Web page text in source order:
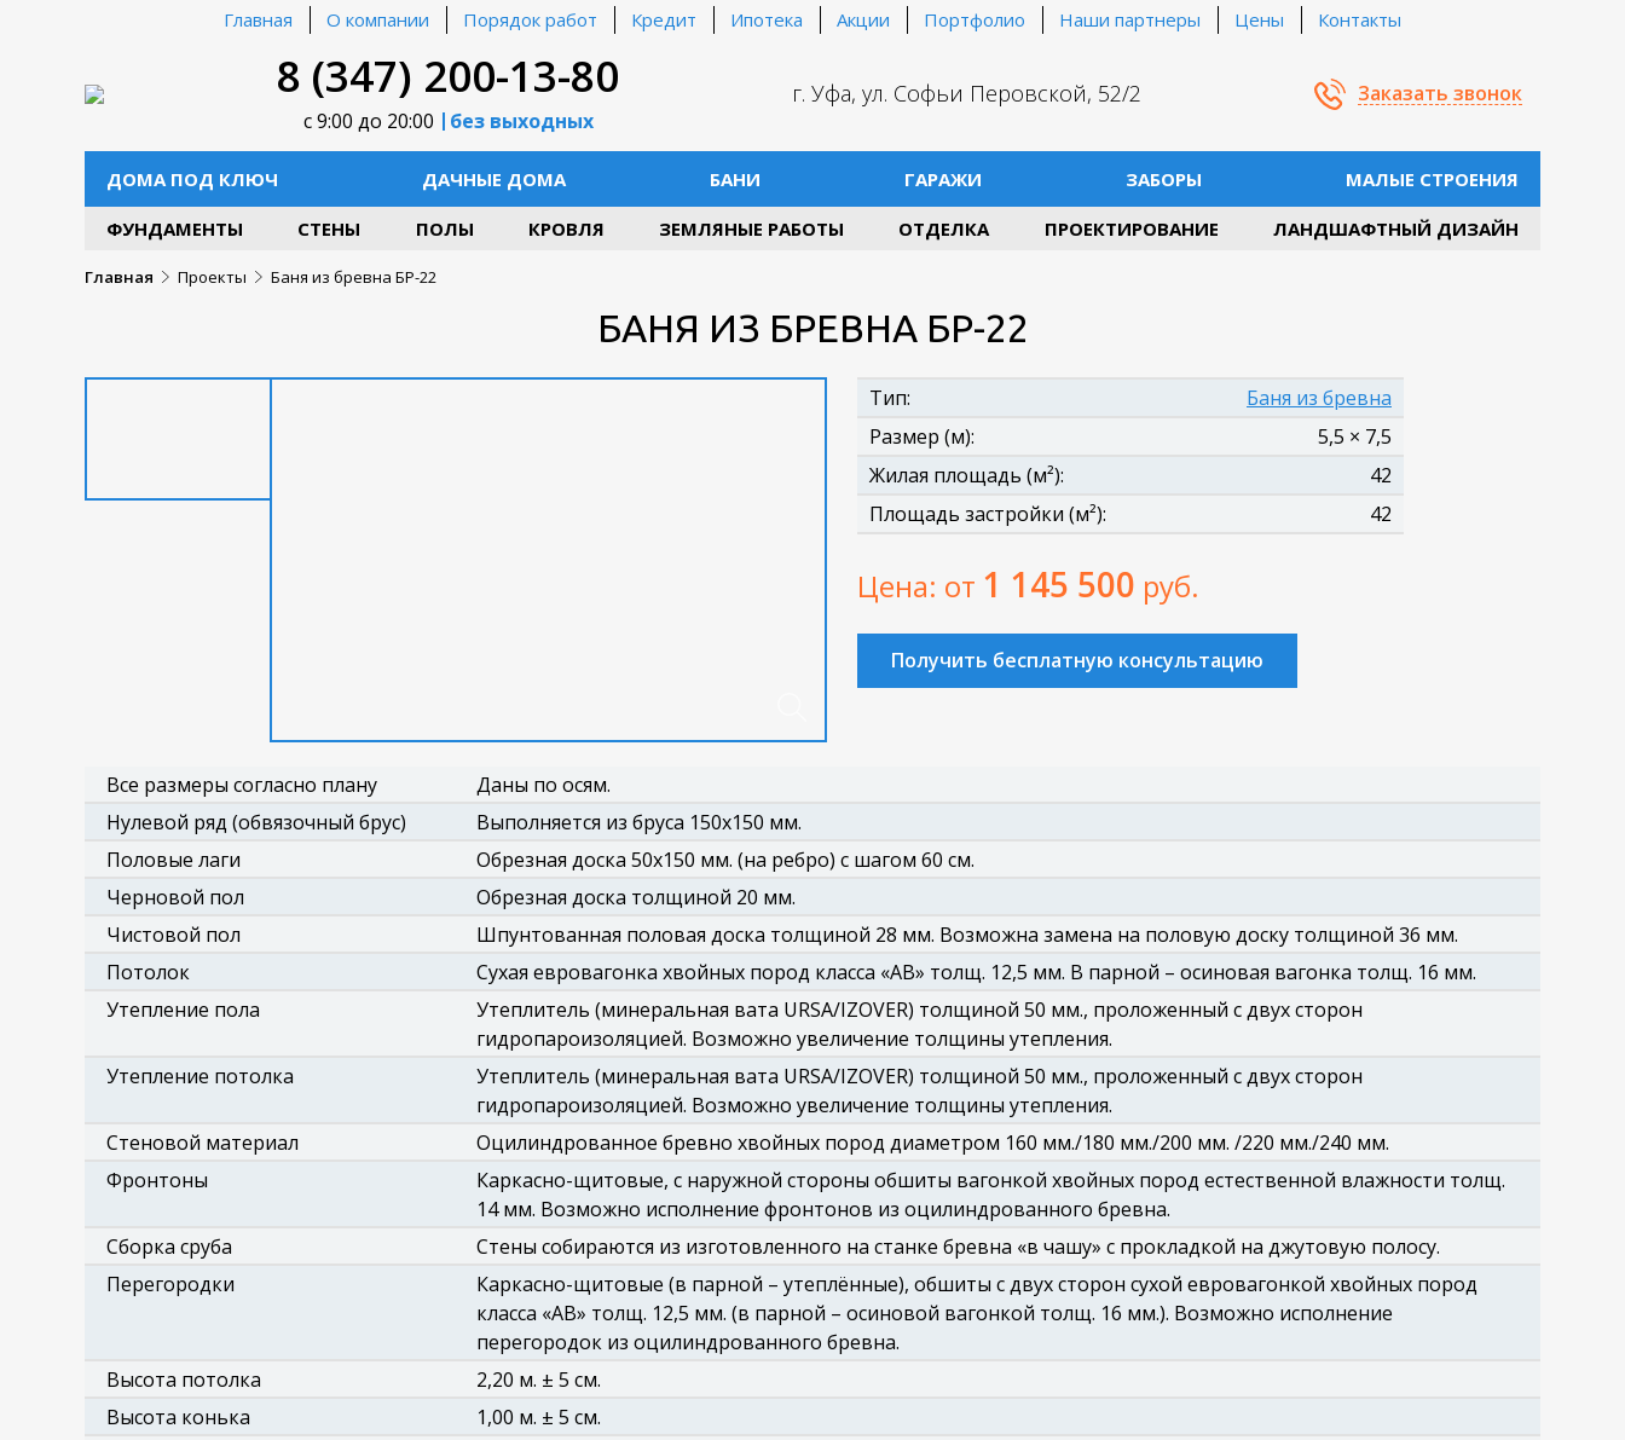
Главная О компании Порядок работ Кредит Ипотека Акции Портфолио Наши партнеры Цены Контакты
8 (347) 200-13-80
с 9:00 до 20:00 без выходных
г. Уфа, ул. Софьи Перовской, 52/2 Заказать звонок
ДОМА ПОД КЛЮЧ ДАЧНЫЕ ДОМА БАНИ ГАРАЖИ ЗАБОРЫ МАЛЫЕ СТРОЕНИЯ
ФУНДАМЕНТЫ СТЕНЫ ПОЛЫ КРОВЛЯ ЗЕМЛЯНЫЕ РАБОТЫ ОТДЕЛКА ПРОЕКТИРОВАНИЕ ЛАНДШАФТНЫЙ ДИЗАЙН
Главная Проекты Баня из бревна БР-22
БАНЯ ИЗ БРЕВНА БР-22
Тип:
Баня из бревна
Размер (м):
5,5 × 7,5
Жилая площадь (м²):
42
Площадь застройки (м²):
42
Цена: от 1 145 500 руб.
Получить бесплатную консультацию
Все размеры согласно плану
Даны по осям.
Нулевой ряд (обвязочный брус)
Выполняется из бруса 150х150 мм.
Половые лаги
Обрезная доска 50х150 мм. (на ребро) с шагом 60 см.
Черновой пол
Обрезная доска толщиной 20 мм.
Чистовой пол
Шпунтованная половая доска толщиной 28 мм. Возможна замена на половую доску толщиной 36 мм.
Потолок
Сухая евровагонка хвойных пород класса «АВ» толщ. 12,5 мм. В парной – осиновая вагонка толщ. 16 мм.
Утепление пола
Утеплитель (минеральная вата URSA/IZOVER) толщиной 50 мм., проложенный с двух сторон
гидропароизоляцией. Возможно увеличение толщины утепления.
Утепление потолка
Утеплитель (минеральная вата URSA/IZOVER) толщиной 50 мм., проложенный с двух сторон
гидропароизоляцией. Возможно увеличение толщины утепления.
Стеновой материал
Оцилиндрованное бревно хвойных пород диаметром 160 мм./180 мм./200 мм. /220 мм./240 мм.
Фронтоны
Каркасно-щитовые, с наружной стороны обшиты вагонкой хвойных пород естественной влажности толщ.
14 мм. Возможно исполнение фронтонов из оцилиндрованного бревна.
Сборка сруба
Стены собираются из изготовленного на станке бревна «в чашу» с прокладкой на джутовую полосу.
Перегородки
Каркасно-щитовые (в парной – утеплённые), обшиты с двух сторон сухой евровагонкой хвойных пород
класса «АВ» толщ. 12,5 мм. (в парной – осиновой вагонкой толщ. 16 мм.). Возможно исполнение
перегородок из оцилиндрованного бревна.
Высота потолка
2,20 м. ± 5 см.
Высота конька
1,00 м. ± 5 см.